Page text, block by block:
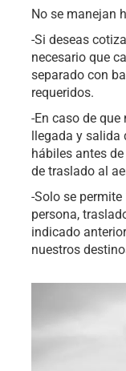
No se manejan
-Si deseas
necesario que
separado con
requeridos.
-En caso de
llegada y
hábiles antes
de traslado al
-Solo se
persona,
indicado
nuestros